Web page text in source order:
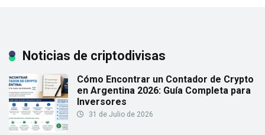
Noticias de criptodivisas
Cómo Encontrar un Contador de Crypto
en Argentina 2026: Guía Completa para
Inversores
31 de Julio de 2026